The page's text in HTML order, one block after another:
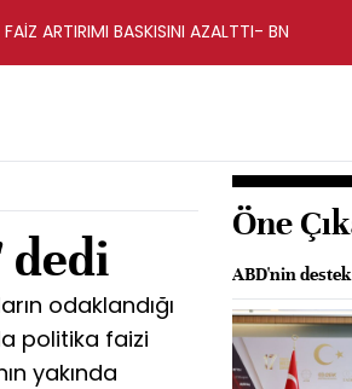
FAİZ ARTIRIMI BASKISINI AZALTTI- BN
dedi
odaklandığı
politika faizi
yakında
Öne
ABD'nin